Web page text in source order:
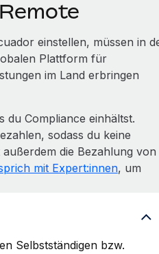
einstellen, müssen in
Plattform für
im Land erbringen
du Compliance einhältst.
sodass du keine
die Bezahlung von
mit Expert:innen, um
Selbstständigen bzw.